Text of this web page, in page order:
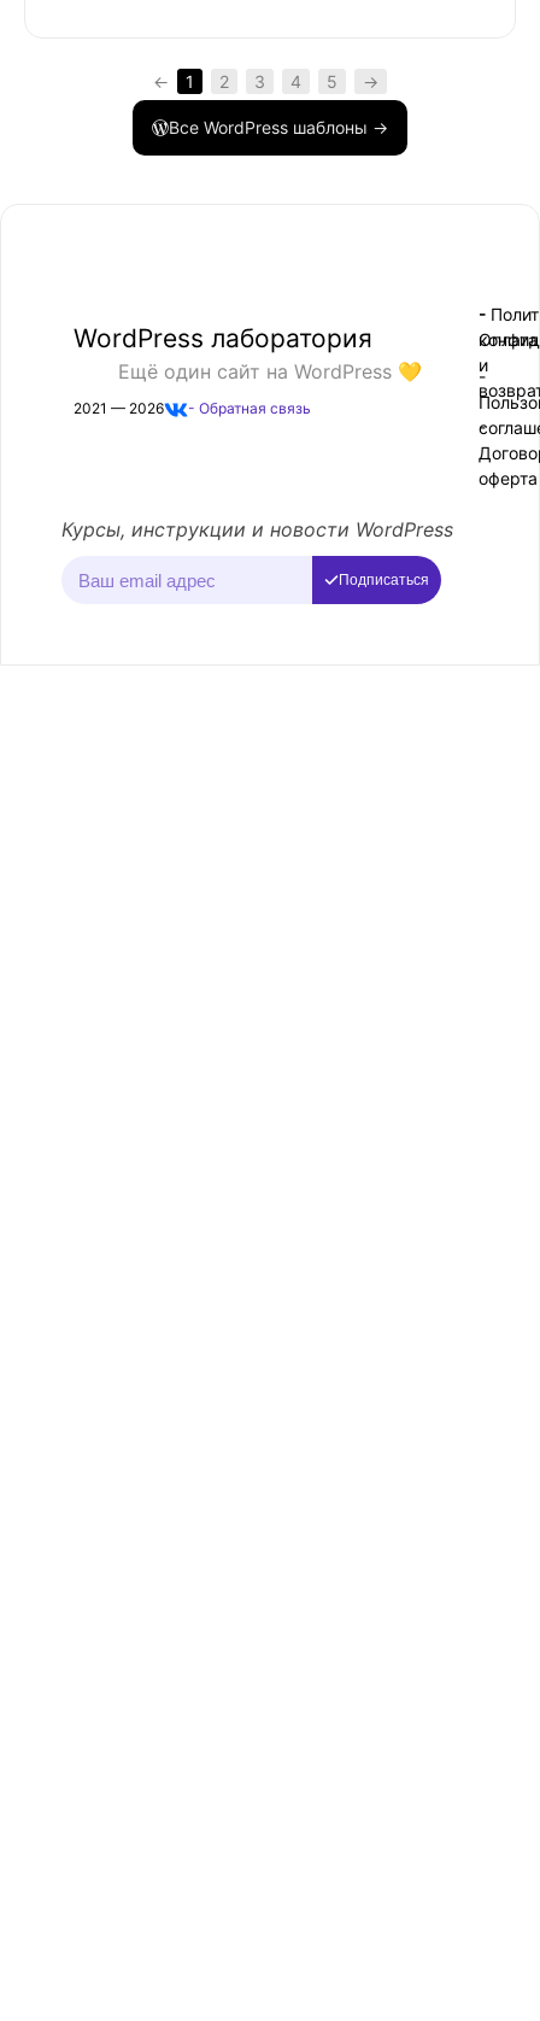
← 1 2 3 4 5 →
Все WordPress шаблоны →
WordPress лаборатория
Ещё один сайт на WordPress 💛
2021 — 2026 - Обратная связь
-
-
-
Оплата
и
-
оферта
Курсы, инструкции и новости WordPress
Подписаться